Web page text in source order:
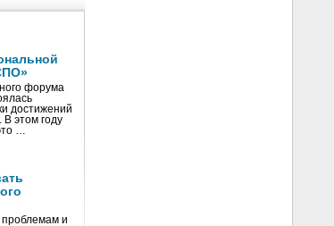
форума
достижений
этом году
…
и